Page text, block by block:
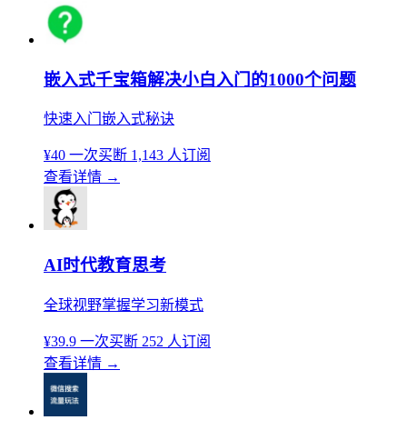
嵌入式千宝箱解决小白入门的1000个问题
快速入门嵌入式秘诀
¥40 一次买断 1,143 人订阅
查看详情 →
AI时代教育思考
全球视野掌握学习新模式
¥39.9 一次买断 252 人订阅
查看详情 →